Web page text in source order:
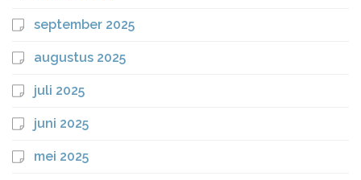
september 2025
augustus 2025
juli 2025
juni 2025
mei 2025